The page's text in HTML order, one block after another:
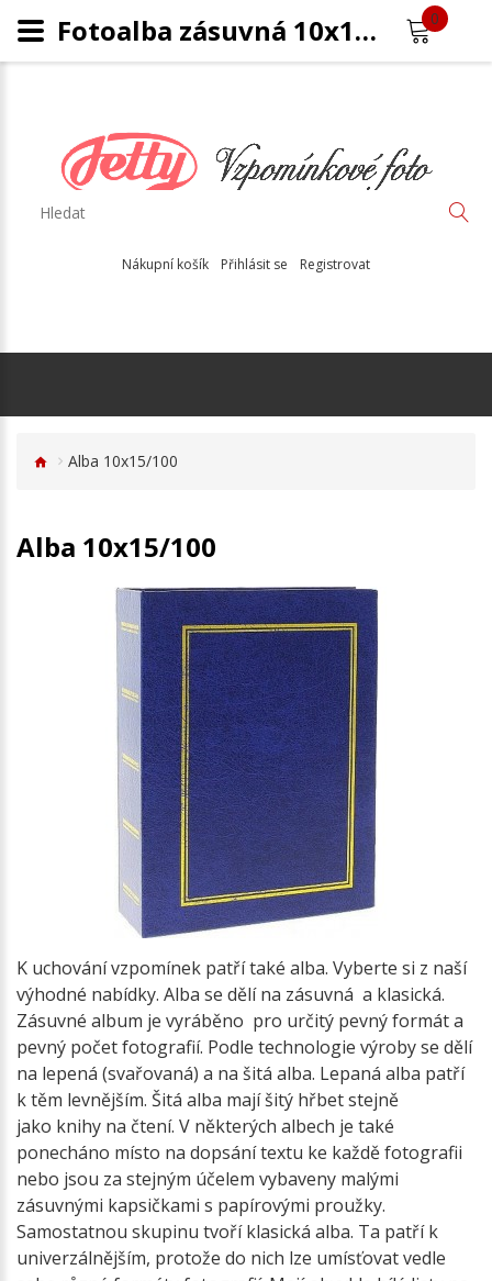
Nákupní košík Přihlásit se Registrovat
0
Alba 10x15/100
Alba 10x15/100
K uchování vzpomínek patří také alba. Vyberte si z naší
výhodné nabídky. Alba se dělí na zásuvná a klasická.
Zásuvné album je vyráběno pro určitý pevný formát a
pevný počet fotografií. Podle technologie výroby se dělí
na lepená (svařovaná) a na šitá alba. Lepaná alba patří
k těm levnějším. Šitá alba mají šitý hřbet stejně
jako knihy na čtení. V některých albech je také
ponecháno místo na dopsání textu ke každě fotografii
nebo jsou za stejným účelem vybaveny malými
zásuvnými kapsičkami s papírovými proužky.
Samostatnou skupinu tvoří klasická alba. Ta patří k
univerzálnějším, protože do nich lze umísťovat vedle
Fotoalba zásuvná 10x15/100